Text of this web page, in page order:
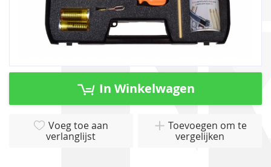
Ga
In Winkelwagen
Voeg toe aan
verlanglijst
Toevoegen om te
vergelijken